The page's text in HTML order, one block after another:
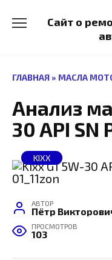
содержанию
Сайт о
ГЛАВНАЯ » МАСЛА
Анализ
30 API SN
KIXX
АВТОР
Пётр
ПРОСМОТРОВ
103